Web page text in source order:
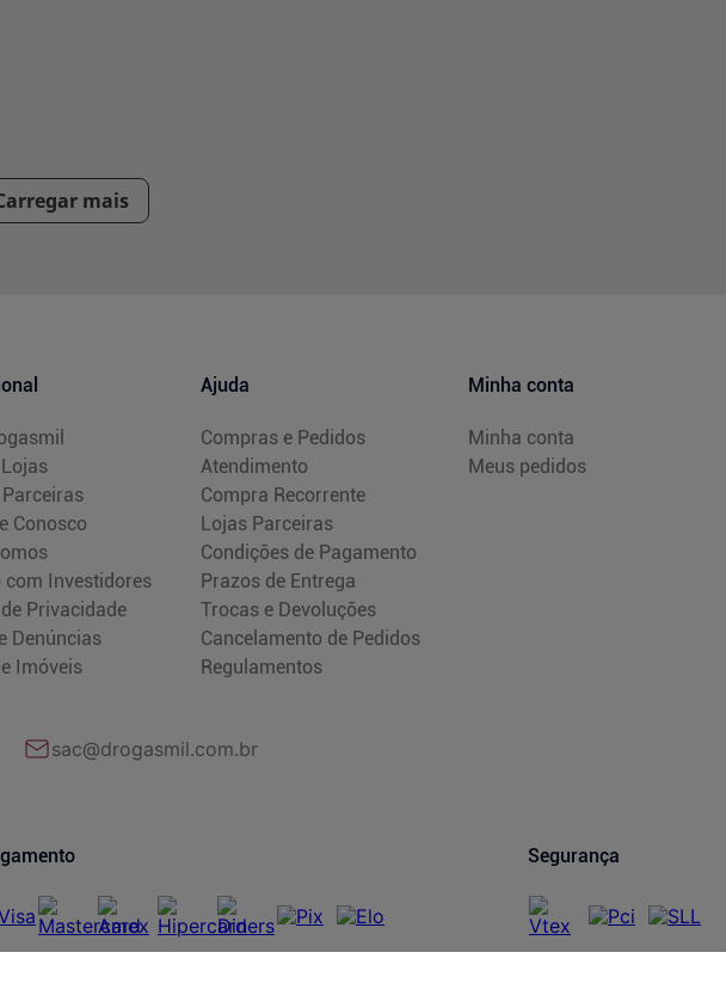
Conosco
com Investidores
Privacidade
Denúncias
Imóveis
Ajuda
Compras e Pedidos
Atendimento
Compra Recorrente
Lojas Parceiras
Condições de Pagamento
Prazos de Entrega
Trocas e Devoluções
Cancelamento de Pedidos
Regulamentos
Minha conta
Minha conta
Meus pedidos
sac@drogasmil.com.br
Segurança